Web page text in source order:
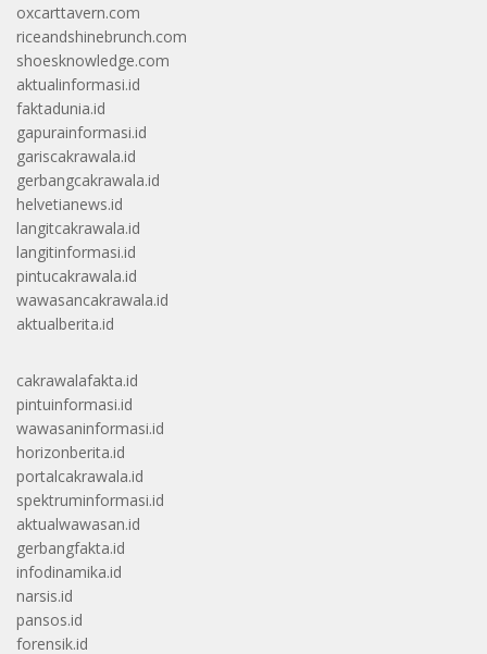
oxcarttavern.com
riceandshinebrunch.com
shoesknowledge.com
aktualinformasi.id
faktadunia.id
gapurainformasi.id
gariscakrawala.id
gerbangcakrawala.id
helvetianews.id
langitcakrawala.id
langitinformasi.id
pintucakrawala.id
wawasancakrawala.id
aktualberita.id
cakrawalafakta.id
pintuinformasi.id
wawasaninformasi.id
horizonberita.id
portalcakrawala.id
spektruminformasi.id
aktualwawasan.id
gerbangfakta.id
infodinamika.id
narsis.id
pansos.id
forensik.id